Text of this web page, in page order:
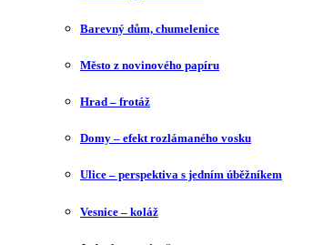
Barevný dům, chumelenice
Město z novinového papíru
Hrad – frotáž
Domy – efekt rozlámaného vosku
Ulice – perspektiva s jedním úběžníkem
Vesnice – koláž